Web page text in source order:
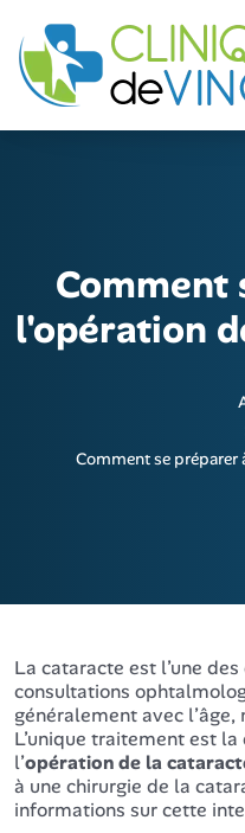
Comment
l'opération
Comment se préparer
La cataracte est l’une
consultations
généralement avec
L’unique traitement est la
l’opération de la
à une chirurgie de la
informations sur cette